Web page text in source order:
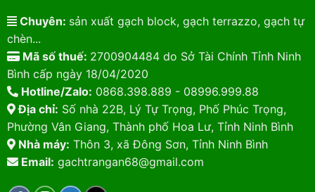
Chuyên: sản xuất gạch block, gạch terrazzo, gạch tự
chèn...
Mã số thuế: 2700904484 do Sở Tài Chính Tỉnh Ninh
Bình cấp ngày 18/04/2020
Hotline/Zalo: 0868.398.889 - 08996.999.88
Địa chỉ: Số nhà 22B, Lý Tự Trọng, Phố Phúc Trọng,
Phường Vân Giang, Thành phố Hoa Lư, Tỉnh Ninh Bình
Nhà máy: Thôn 3, xã Đông Sơn, Tỉnh Ninh Bình
Email: gachtrangan68@gmail.com